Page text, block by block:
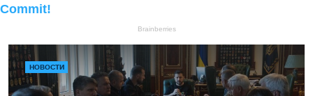
НОВОСТИ